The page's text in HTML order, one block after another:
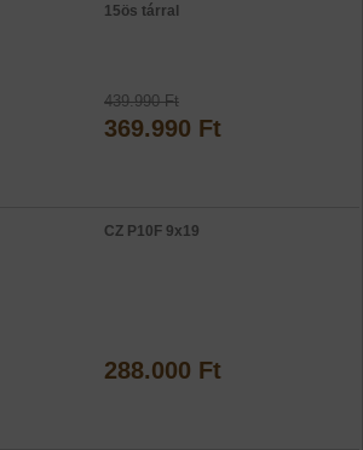
15ös tárral
439.990 Ft
369.990 Ft
CZ P10F 9x19
288.000 Ft